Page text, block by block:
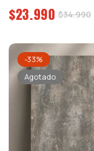
Precio
regular
$23.990Precio
venta
$34.990
-33%
Agotado